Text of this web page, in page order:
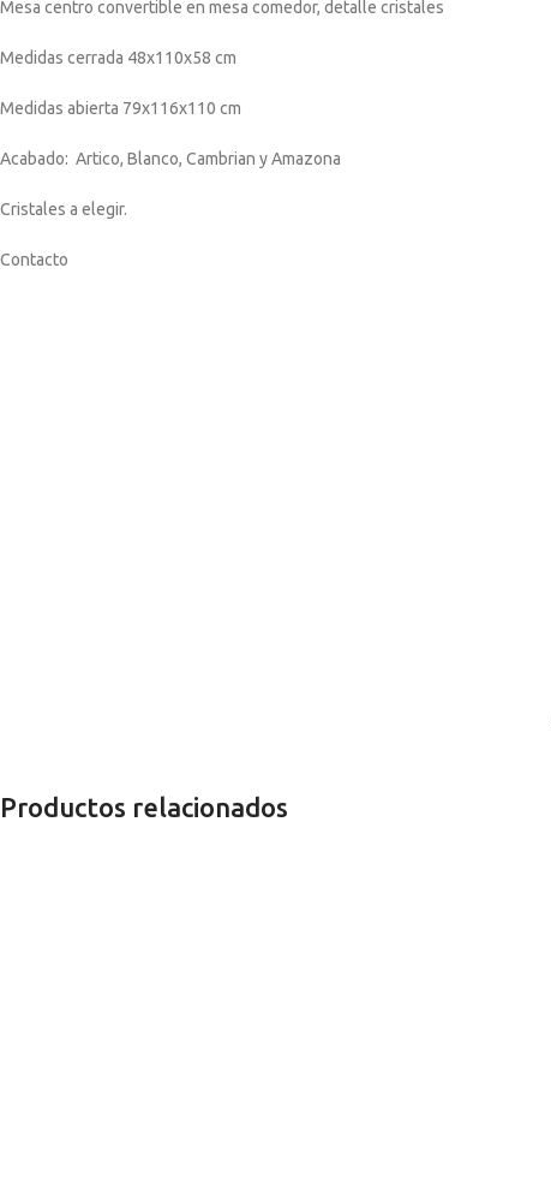
Mesa centro convertible en mesa comedor, detalle cristales
Medidas cerrada 48x110x58 cm
Medidas abierta 79x116x110 cm
Acabado: Artico, Blanco, Cambrian y Amazona
Cristales a elegir.
Contacto
Productos relacionados